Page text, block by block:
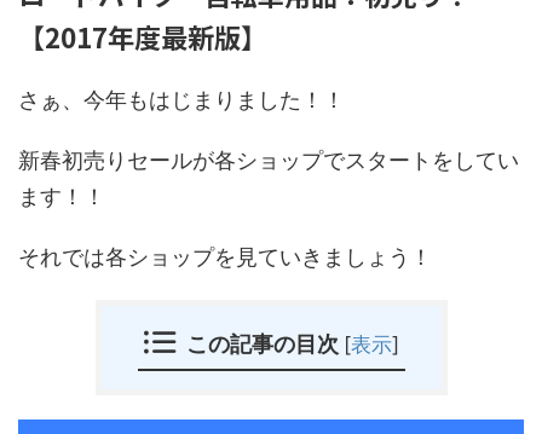
【2017年度最新版】
さぁ、今年もはじまりました！！
新春初売りセールが各ショップでスタートをしてい
ます！！
それでは各ショップを見ていきましょう！
この記事の目次 [表示]